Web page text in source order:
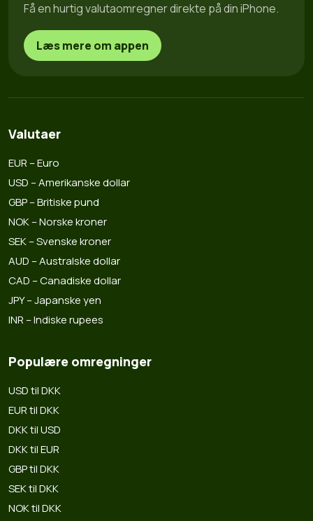
Få en hurtig valutaomregner direkte på din iPhone.
Læs mere om appen
Valutaer
EUR – Euro
USD – Amerikanske dollar
GBP – Britiske pund
NOK – Norske kroner
SEK – Svenske kroner
AUD – Australske dollar
CAD – Canadiske dollar
JPY – Japanske yen
INR – Indiske rupees
Populære omregninger
USD til DKK
EUR til DKK
DKK til USD
DKK til EUR
GBP til DKK
SEK til DKK
NOK til DKK